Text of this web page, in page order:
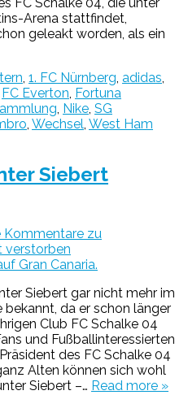
Arena stattfindet,
geleakt worden, als ein
1. FC Nürnberg adidas
FC Everton Fortuna
Nike SG
Wechsel West Ham
Siebert
Kommentare zu
verstorben
Siebert gar nicht mehr im
da er schon länger
Club FC Schalke 04
und Fußballinteressierten
des FC Schalke 04
Alten können sich wohl
Siebert –… Read more »